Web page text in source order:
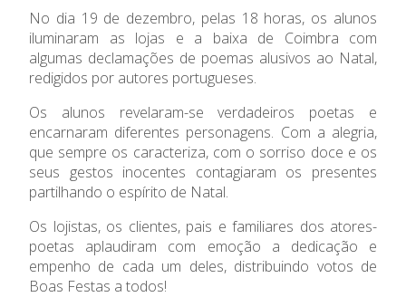
O Colégio
Colaboradores Docentes
Colaboradores Não
Docentes
Instalações
Ofertas de emprego
Regulamentos
Jornal “O Coreto”
Privacidade
Oferta Formativa
Serviços
Sala de Estudo
Atividades de Interrupção
Academia de LínguasEnsino Profissional
Curso de Técnico de
Termalismo
Curso de Técnico/a de Apoio
à Família e à Comunidade
Ofertas de Emprego
Ano Letivo
Portal do Aluno/Encarregado
de Educação
SIGE
Admissão
Informações
No dia 19 de dezembro, pelas 18 horas, os alunos
iluminaram as lojas e a baixa de Coimbra com
algumas declamações de poemas alusivos ao Natal,
redigidos por autores portugueses.
Os alunos revelaram-se verdadeiros poetas e
encarnaram diferentes personagens. Com a alegria,
que sempre os caracteriza, com o sorriso doce e os
seus gestos inocentes contagiaram os presentes
partilhando o espírito de Natal.
Os lojistas, os clientes, pais e familiares dos atores-
poetas aplaudiram com emoção a dedicação e
empenho de cada um deles, distribuindo votos de
Boas Festas a todos!